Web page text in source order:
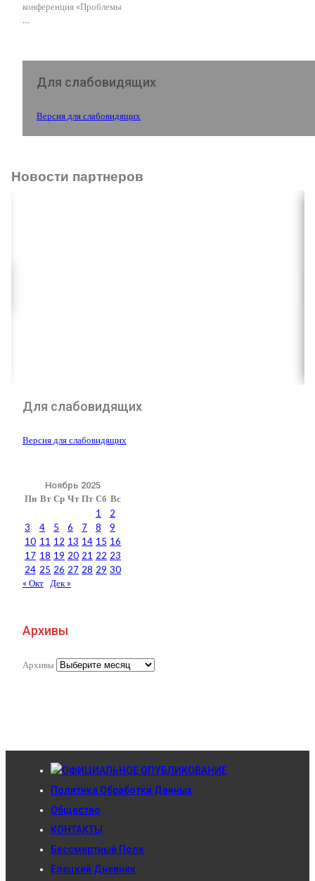
конференция «Проблемы
…
Для слабовидящих
Версия для слабовидящих
Новости партнеров
Для слабовидящих
Версия для слабовидящих
Ноябрь 2025
Пн Вт Ср Чт Пт Сб Вс
1
2
3
4 5 6 7 8
9
10 11 12 13 14 15 16
17 18 19 20 21 22 23
24 25 26 27 28 29 30
« Окт Дек »
Архивы
Архивы
ОФИЦИАЛЬНОЕ ОПУБЛИКОВАНИЕ
Политика Обработки Данных
Общество
КОНТАКТЫ
Бессмертный Полк
Елецкий Дневник